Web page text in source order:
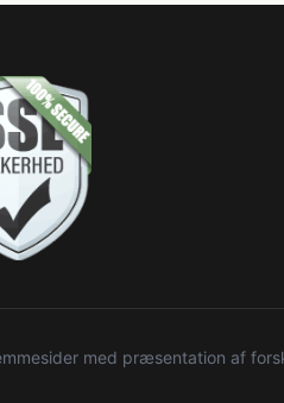
med præsentation af